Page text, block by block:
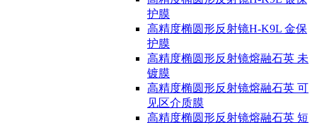
护膜
高精度椭圆形反射镜H-K9L 金保
护膜
高精度椭圆形反射镜熔融石英 未
镀膜
高精度椭圆形反射镜熔融石英 可
见区介质膜
高精度椭圆形反射镜熔融石英 短